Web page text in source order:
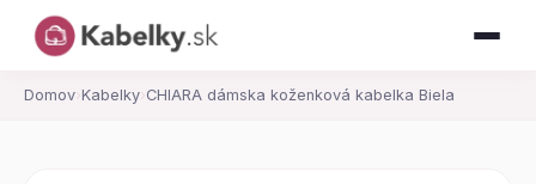
Domov› Kabelky› CHIARA dámska koženková kabelka Biela